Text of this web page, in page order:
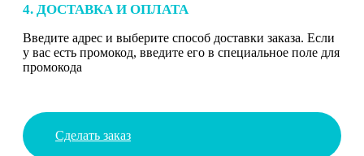
4. ДОСТАВКА И ОПЛАТА
Введите адрес и выберите способ доставки заказа. Если
у вас есть промокод, введите его в специальное поле для
промокода
Сделать заказ